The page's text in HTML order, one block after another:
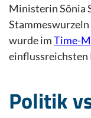
Ministerin Sônia
wurde imTime-
einflussreichsten
Politik